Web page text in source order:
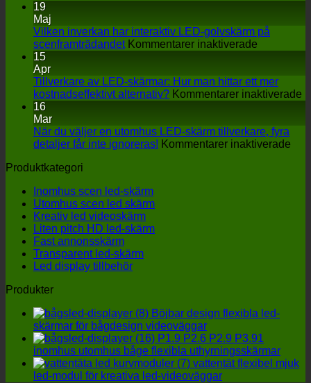
19
Maj
Vilken inverkan har interaktiv LED-golvskärm på
scenframträdandet Kommentarer inaktiverade
har
interaktiv
på
15
Apr
Tillverkare av LED-skärmar: Hur man hittar ett mer
kostnadseffektivt alternativ? Kommentarer inaktiverade
16
Mar
När du väljer en utomhus LED-skärm tillverkare, fyra
detaljer får inte ignoreras! Kommentarer inaktiverade
Produktkategori
Inomhus scen led-skärm
Utomhus scen led skärm
Kreativ led videoskärm
Liten pitch HD led-skärm
Fast annonsskärm
Transparent led-skärm
Led display tillbehör
Produkter
Böjbar design flexibla led-
skärmar för bågdesign videoväggar
P1.9 P2.6 P2.9 P3.91
inomhus utomhus båge flexibla uthyrningsskärmar
vattentät flexibel mjuk
led-modul för kreativa led-videoväggar